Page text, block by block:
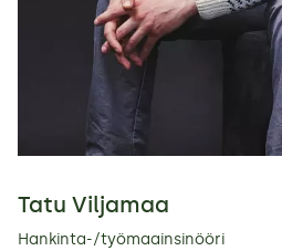
Tatu Viljamaa
Hankinta-/työmaainsinööri